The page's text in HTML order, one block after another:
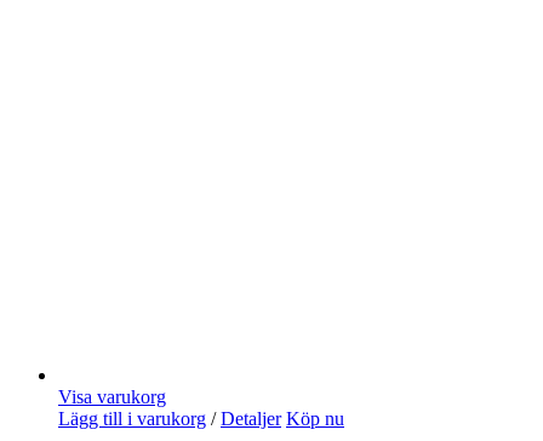
Visa varukorg
Lägg till i varukorg / Detaljer Köp nu